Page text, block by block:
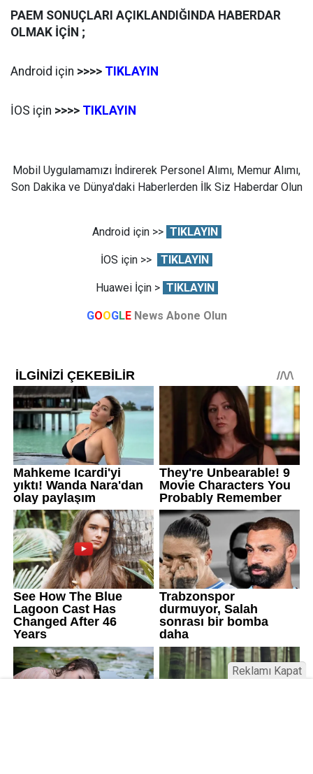
PAEM SONUÇLARI AÇIKLANDIĞINDA HABERDAR
OLMAK İÇİN ;
Android için >>>> TIKLAYIN
İOS için >>>> TIKLAYIN
Mobil Uygulamamızı İndirerek Personel Alımı, Memur Alımı,
Son Dakika ve Dünya'daki Haberlerden İlk Siz Haberdar Olun
Android için >> TIKLAYIN
İOS için >> TIKLAYIN
Huawei İçin > TIKLAYIN
GOOGLE News Abone Olun
Reklamı Kapat